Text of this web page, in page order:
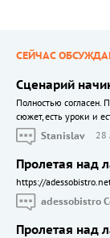
СЕЙЧАС
Сценарий
Полностью согласен.
сюжет, есть уроки и
Stanislav
28
Пролетая над
https://
adessobistro
Пролетая над